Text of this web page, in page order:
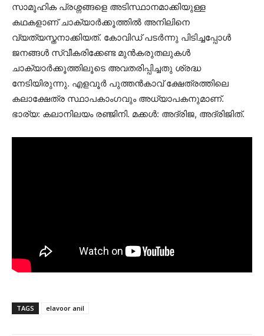
സാമൂഹിക പ്രശ്നങ്ങളെ അടിസ്ഥാനമാക്കിയുള്ള
കഥകളാണ് ചാക്യാർക്കൂത്തിൽ അനിലിനെ
വ്യത്യസ്തനാക്കിയത്. കോവിഡ് പടർന്നു പിടിച്ചപ്പോൾ
ജനങ്ങൾ സ്വീകരിക്കേണ്ട മുൻകരുതലുകൾ
ചാക്യാർക്കൂത്തിലൂടെ അവതരിപ്പിച്ചതു ശ്രദ്ധ
നേടിയിരുന്നു. എളവൂർ പുത്തൻകാവ് ക്ഷേത്രത്തിലെ
കലാക്ഷേത്ര സ്ഥാപകാംഗവും അധ്യാപകനുമാണ്.
ഭാര്യ: കലാനിലയം രഞ്ജിനി. മക്കൾ: അദ്രിജ, അദ്രിജിത്.
TAGS elavoor anil